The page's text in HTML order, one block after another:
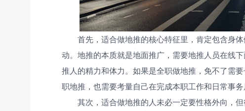
首先，适合做地推的核心特征里，肯定包含身
动。地推的本质就是地面推广，需要地推人员在线
推人的精力和体力。如果是全职做地推，免不了需
职地推，也需要考量自己在完成本职工作和日常事
其次，适合做地推的人未必一定要性格外向，